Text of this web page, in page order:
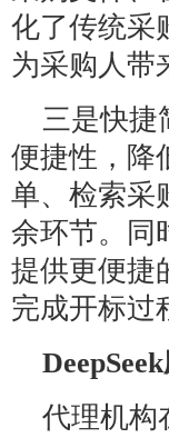
化了传统采
为采购人带
三是快捷
便捷性，降
单、检索采
余环节。同
提供更便捷
完成开标过
代理机构